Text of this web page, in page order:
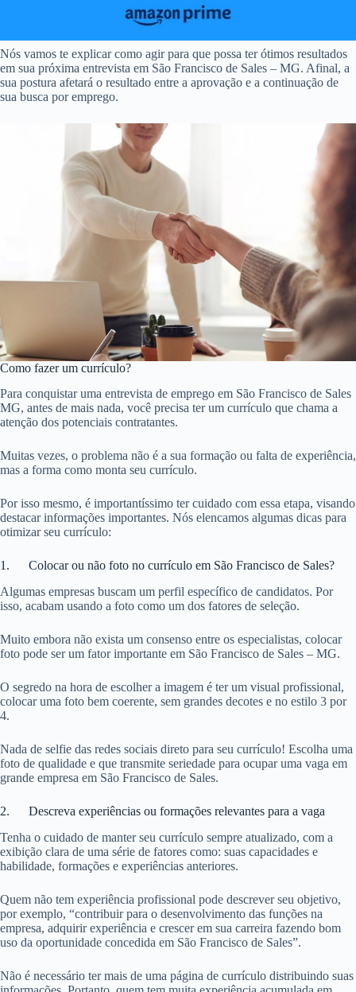
Nós vamos te explicar como agir para que possa ter ótimos resultados
em sua próxima entrevista em São Francisco de Sales – MG. Afinal, a
sua postura afetará o resultado entre a aprovação e a continuação de
sua busca por emprego.
Como fazer um currículo?
Para conquistar uma entrevista de emprego em São Francisco de Sales
MG, antes de mais nada, você precisa ter um currículo que chama a
atenção dos potenciais contratantes.
Muitas vezes, o problema não é a sua formação ou falta de experiência,
mas a forma como monta seu currículo.
Por isso mesmo, é importantíssimo ter cuidado com essa etapa, visando
destacar informações importantes. Nós elencamos algumas dicas para
otimizar seu currículo:
1. Colocar ou não foto no currículo em São Francisco de Sales?
Algumas empresas buscam um perfil específico de candidatos. Por
isso, acabam usando a foto como um dos fatores de seleção.
Muito embora não exista um consenso entre os especialistas, colocar
foto pode ser um fator importante em São Francisco de Sales – MG.
O segredo na hora de escolher a imagem é ter um visual profissional,
colocar uma foto bem coerente, sem grandes decotes e no estilo 3 por
4.
Nada de selfie das redes sociais direto para seu currículo! Escolha uma
foto de qualidade e que transmite seriedade para ocupar uma vaga em
grande empresa em São Francisco de Sales.
2. Descreva experiências ou formações relevantes para a vaga
Tenha o cuidado de manter seu currículo sempre atualizado, com a
exibição clara de uma série de fatores como: suas capacidades e
habilidade, formações e experiências anteriores.
Quem não tem experiência profissional pode descrever seu objetivo,
por exemplo, “contribuir para o desenvolvimento das funções na
empresa, adquirir experiência e crescer em sua carreira fazendo bom
uso da oportunidade concedida em São Francisco de Sales”.
Não é necessário ter mais de uma página de currículo distribuindo suas